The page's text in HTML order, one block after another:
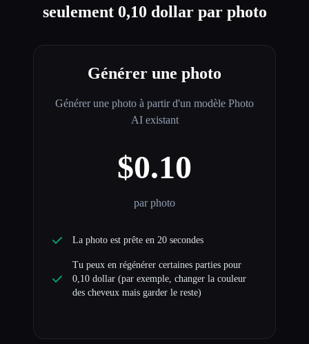
seulement 0,10 dollar par photo
Générer une photo
Générer une photo à partir d'un modèle Photo
AI existant
$0.10
par photo
La photo est prête en 20 secondes
Tu peux en régénérer certaines parties pour
0,10 dollar (par exemple, changer la couleur
des cheveux mais garder le reste)